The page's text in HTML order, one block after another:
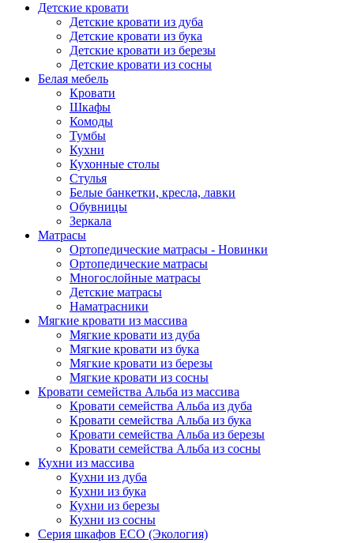
Детские кровати
Детские кровати из дуба
Детские кровати из бука
Детские кровати из березы
Детские кровати из сосны
Белая мебель
Кровати
Шкафы
Комоды
Тумбы
Кухни
Кухонные столы
Стулья
Белые банкетки, кресла, лавки
Обувницы
Зеркала
Матрасы
Ортопедические матрасы - Новинки
Ортопедические матрасы
Многослойные матрасы
Детские матрасы
Наматрасники
Мягкие кровати из массива
Мягкие кровати из дуба
Мягкие кровати из бука
Мягкие кровати из березы
Мягкие кровати из сосны
Кровати семейства Альба из массива
Кровати семейства Альба из дуба
Кровати семейства Альба из бука
Кровати семейства Альба из березы
Кровати семейства Альба из сосны
Кухни из массива
Кухни из дуба
Кухни из бука
Кухни из березы
Кухни из сосны
Серия шкафов ECO (Экология)